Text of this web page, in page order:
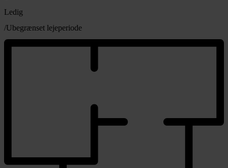
Ledig
/Ubegrænset lejeperiode